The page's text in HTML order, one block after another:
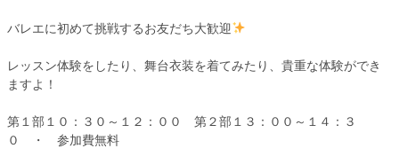
バレエに初めて挑戦するお友だち大歓迎
レッスン体験をしたり、舞台衣装を着てみたり、貴重な体験ができ
ますよ！
第１部１０：３０～１２：００ 第２部１３：００～１４：３
０ ・ 参加費無料